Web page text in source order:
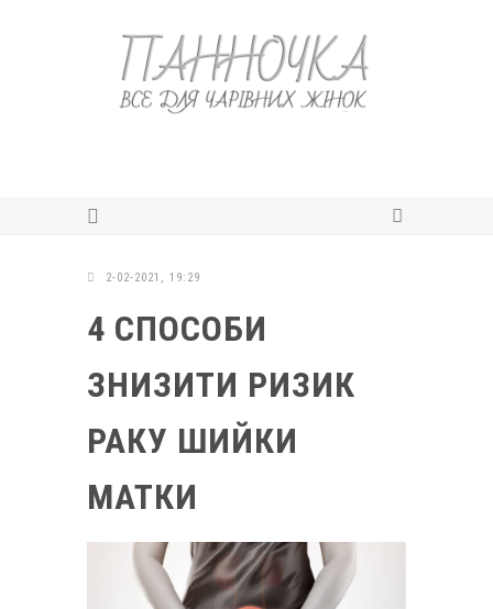
2-02-2021, 19:29
4 СПОСОБИ
ЗНИЗИТИ РИЗИК
РАКУ ШИЙКИ
МАТКИ